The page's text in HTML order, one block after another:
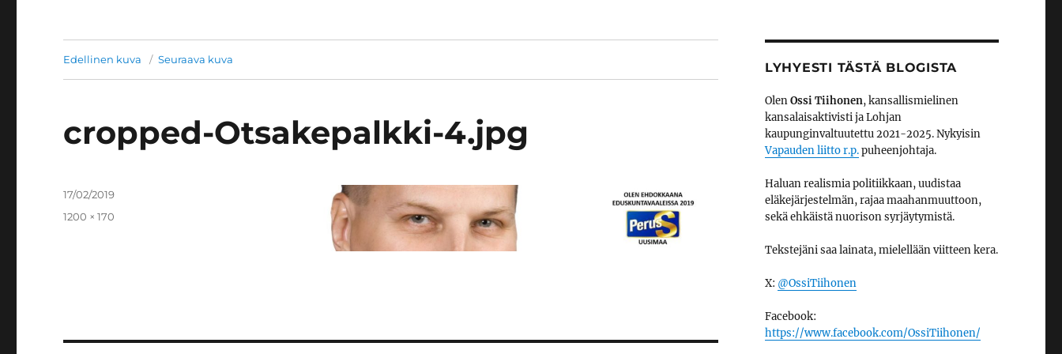
Edellinen kuva Seuraava kuva
cropped-Otsakepalkki-4.jpg
Julkaistu
17/02/2019
Täysikokoinen
1200 × 170
LYHYESTI TÄSTÄ BLOGISTA
OlenOssi Tiihonen, kansallismielinen
kansalaisaktivisti ja Lohjan
kaupunginvaltuutettu 2021-2025. Nykyisin
Vapauden liitto r.p.puheenjohtaja.
Haluan realismia politiikkaan, uudistaa
eläkejärjestelmän, rajaa maahanmuuttoon,
sekä ehkäistä nuorison syrjäytymistä.
Tekstejäni saa lainata, mielellään viitteen kera.
X: @OssiTiihonen
Facebook:
https://www.facebook.com/OssiTiihonen/